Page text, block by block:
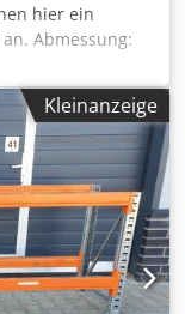
hier ein
Abmessung:
ca. 1.000 mm
Hersteller: SSI
sind enthalten:
sendz.
1.000 mm
Die Ständer
) 02x
grau
Agtef
gebraucht
Kleinanzeige